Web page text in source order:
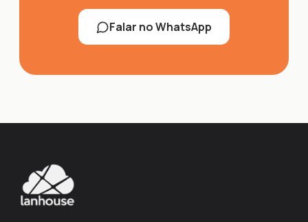
Falar no WhatsApp